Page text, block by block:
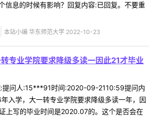
信息的时候有影响？回复内容:已回复。不要重
本站小编 华东师范大学 2022-10-23
专业学院要求降级多读一因此21才毕业
:提问人:15***91时间:2020-09-2110:59提问内
入学，大一转专业学院要求降级多读一年，因
上写的毕业时间是2020.07的。这个是否会在